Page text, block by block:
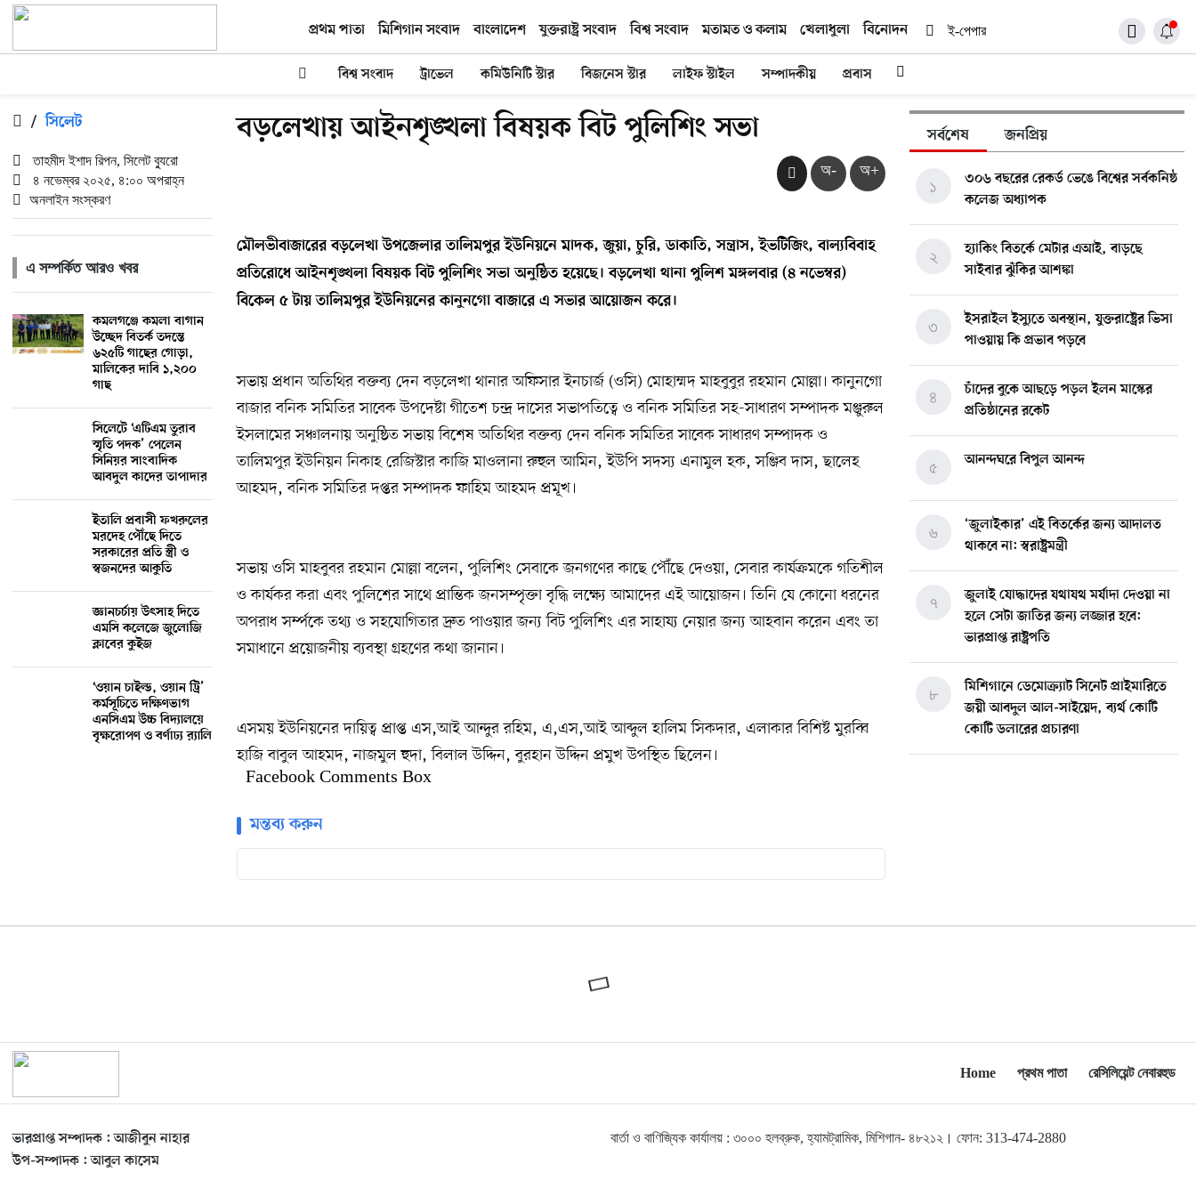
প্রথম পাতা মিশিগান সংবাদ বাংলাদেশ যুক্তরাষ্ট্র সংবাদ বিশ্ব সংবাদ মতামত ও কলাম খেলাধুলা বিনোদন ই-পেপার
বিশ্ব সংবাদ ট্রাভেল কমিউনিটি স্টার বিজনেস স্টার লাইফ স্টাইল সম্পাদকীয় প্রবাস
/ সিলেট
তাহমীদ ইশাদ রিপন, সিলেট ব্যুরো
৪ নভেম্বর ২০২৫, ৪:০০ অপরাহ্ন
অনলাইন সংস্করণ
এ সম্পর্কিত আরও খবর
কমলগঞ্জে কমলা বাগান
উচ্ছেদ বিতর্ক তদন্তে
৬২৫টি গাছের গোড়া,
মালিকের দাবি ১,২০০
গাছ
সিলেটে ‘এটিএম তুরাব
স্মৃতি পদক’ পেলেন
সিনিয়র সাংবাদিক
আবদুল কাদের তাপাদার
ইতালি প্রবাসী ফখরুলের
মরদেহ পৌঁছে দিতে
সরকারের প্রতি স্ত্রী ও
স্বজনদের আকুতি
জ্ঞানচর্চায় উৎসাহ দিতে
এমসি কলেজে জুলোজি
ক্লাবের কুইজ
‘ওয়ান চাইল্ড, ওয়ান ট্রি’
কর্মসূচিতে দক্ষিণভাগ
এনসিএম উচ্চ বিদ্যালয়ে
বৃক্ষরোপণ ও বর্ণাঢ্য র‍্যালি
বড়লেখায় আইনশৃঙ্খলা বিষয়ক বিট পুলিশিং সভা
অ- অ+
মৌলভীবাজারের বড়লেখা উপজেলার তালিমপুর ইউনিয়নে মাদক, জুয়া, চুরি, ডাকাতি, সন্ত্রাস, ইভটিজিং, বাল্যবিবাহ
প্রতিরোধে আইনশৃঙ্খলা বিষয়ক বিট পুলিশিং সভা অনুষ্ঠিত হয়েছে। বড়লেখা থানা পুলিশ মঙ্গলবার (৪ নভেম্বর)
বিকেল ৫ টায় তালিমপুর ইউনিয়নের কানুনগো বাজারে এ সভার আয়োজন করে।
সভায় প্রধান অতিথির বক্তব্য দেন বড়লেখা থানার অফিসার ইনচার্জ (ওসি) মোহাম্মদ মাহবুবুর রহমান মোল্লা। কানুনগো
বাজার বনিক সমিতির সাবেক উপদেষ্টা গীতেশ চন্দ্র দাসের সভাপতিত্বে ও বনিক সমিতির সহ-সাধারণ সম্পাদক মঞ্জুরুল
ইসলামের সঞ্চালনায় অনুষ্ঠিত সভায় বিশেষ অতিথির বক্তব্য দেন বনিক সমিতির সাবেক সাধারণ সম্পাদক ও
তালিমপুর ইউনিয়ন নিকাহ রেজিস্টার কাজি মাওলানা রুহুল আমিন, ইউপি সদস্য এনামুল হক, সঞ্জিব দাস, ছালেহ
আহমদ, বনিক সমিতির দপ্তর সম্পাদক ফাহিম আহমদ প্রমূখ।
সভায় ওসি মাহবুবর রহমান মোল্লা বলেন, পুলিশিং সেবাকে জনগণের কাছে পৌঁছে দেওয়া, সেবার কার্যক্রমকে গতিশীল
ও কার্যকর করা এবং পুলিশের সাথে প্রান্তিক জনসম্পৃক্তা বৃদ্ধি লক্ষ্যে আমাদের এই আয়োজন। তিনি যে কোনো ধরনের
অপরাধ সর্ম্পকে তথ্য ও সহযোগিতার দ্রুত পাওয়ার জন্য বিট পুলিশিং এর সাহায্য নেয়ার জন্য আহবান করেন এবং তা
সমাধানে প্রয়োজনীয় ব্যবস্থা গ্রহণের কথা জানান।
এসময় ইউনিয়নের দায়িত্ব প্রাপ্ত এস,আই আন্দুর রহিম, এ,এস,আই আব্দুল হালিম সিকদার, এলাকার বিশিষ্ট মুরব্বি
হাজি বাবুল আহমদ, নাজমুল হুদা, বিলাল উদ্দিন, বুরহান উদ্দিন প্রমুখ উপস্থিত ছিলেন।
Facebook Comments Box
মন্তব্য করুন
সর্বশেষ জনপ্রিয়
৩০৬ বছরের রেকর্ড ভেঙে বিশ্বের সর্বকনিষ্ঠ
কলেজ অধ্যাপক
১
হ্যাকিং বিতর্কে মেটার এআই, বাড়ছে
সাইবার ঝুঁকির আশঙ্কা
২
ইসরাইল ইস্যুতে অবস্থান, যুক্তরাষ্ট্রের ভিসা
পাওয়ায় কি প্রভাব পড়বে
৩
চাঁদের বুকে আছড়ে পড়ল ইলন মাস্কের
প্রতিষ্ঠানের রকেট
৪
আনন্দঘরে বিপুল আনন্দ
৫
‘জুলাইকার’ এই বিতর্কের জন্য আদালত
থাকবে না: স্বরাষ্ট্রমন্ত্রী
৬
জুলাই যোদ্ধাদের যথাযথ মর্যাদা দেওয়া না
হলে সেটা জাতির জন্য লজ্জার হবে:
ভারপ্রাপ্ত রাষ্ট্রপতি
৭
মিশিগানে ডেমোক্র্যাট সিনেট প্রাইমারিতে
জয়ী আবদুল আল-সাইয়েদ, ব্যর্থ কোটি
কোটি ডলারের প্রচারণা
৮
১১
মুনা দাওয়াহ কনফারেন্স ২০২৬ সম্পর্কে
প্রেস ব্রিফিং
Home প্রথম পাতা রেসিলিয়েন্ট নেবারহুড
ভারপ্রাপ্ত সম্পাদক : আজীবুন নাহার
উপ-সম্পাদক : আবুল কাসেম
বার্তা ও বাণিজ্যিক কার্যালয় : ৩০০০ হলব্রুক, হ্যামট্রামিক, মিশিগান- ৪৮২১২। ফোন: 313-474-2880